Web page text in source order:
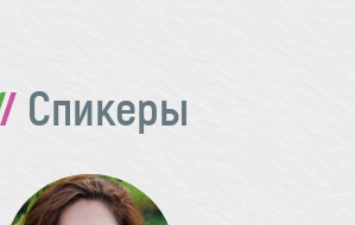
Спикеры